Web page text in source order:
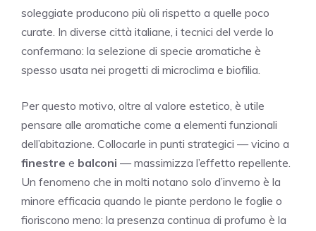
soleggiate producono più oli rispetto a quelle poco
curate. In diverse città italiane, i tecnici del verde lo
confermano: la selezione di specie aromatiche è
spesso usata nei progetti di microclima e biofilia.
Per questo motivo, oltre al valore estetico, è utile
pensare alle aromatiche come a elementi funzionali
dell’abitazione. Collocarle in punti strategici — vicino a
finestre e balconi — massimizza l’effetto repellente.
Un fenomeno che in molti notano solo d’inverno è la
minore efficacia quando le piante perdono le foglie o
fioriscono meno: la presenza continua di profumo è la